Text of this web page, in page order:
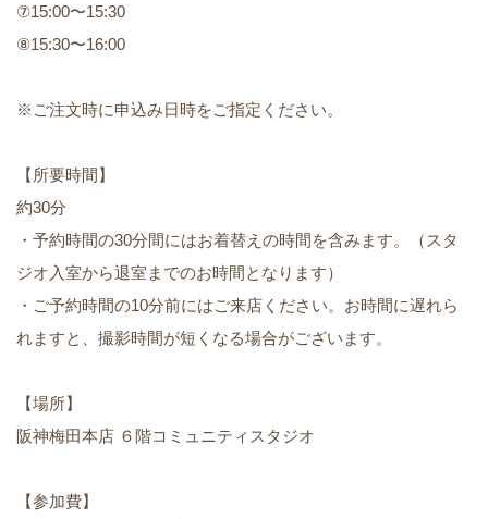
⑦15:00〜15:30
⑧15:30〜16:00
※ご注文時に申込み日時をご指定ください。
【所要時間】
約30分
・予約時間の30分間にはお着替えの時間を含みます。（スタ
ジオ入室から退室までのお時間となります）
・ご予約時間の10分前にはご来店ください。お時間に遅れら
れますと、撮影時間が短くなる場合がございます。
【場所】
阪神梅田本店 ６階コミュニティスタジオ
【参加費】